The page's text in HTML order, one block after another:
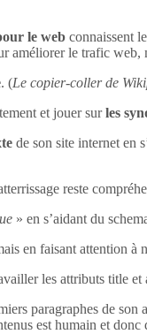
le web connaissent
améliorer le trafic
. (Le copier-coller de
et jouer surles
de son site internet en
reste
» en s’aidant du
en faisant attention à
les attributs title
paragraphes de
est humain et